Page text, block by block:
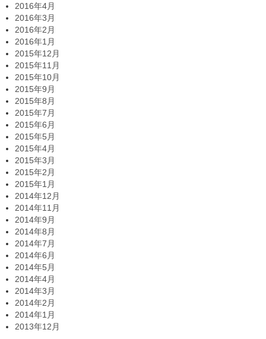
2016年4月
2016年3月
2016年2月
2016年1月
2015年12月
2015年11月
2015年10月
2015年9月
2015年8月
2015年7月
2015年6月
2015年5月
2015年4月
2015年3月
2015年2月
2015年1月
2014年12月
2014年11月
2014年9月
2014年8月
2014年7月
2014年6月
2014年5月
2014年4月
2014年3月
2014年2月
2014年1月
2013年12月